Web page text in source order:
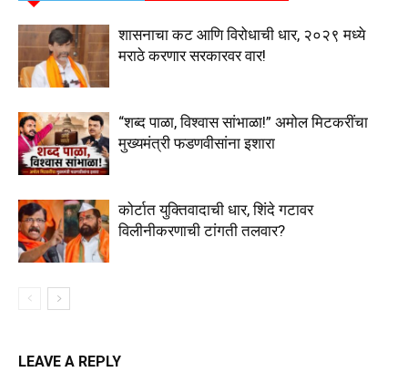
शासनाचा कट आणि विरोधाची धार, २०२९ मध्ये
मराठे करणार सरकारवर वार!
“शब्द पाळा, विश्वास सांभाळा!” अमोल मिटकरींचा
मुख्यमंत्री फडणवीसांना इशारा
कोर्टात युक्तिवादाची धार, शिंदे गटावर
विलीनीकरणाची टांगती तलवार?
LEAVE A REPLY